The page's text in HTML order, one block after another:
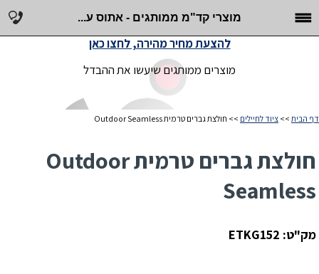
מוצרי קד"מ ממותגים - אתוס ע...
מוצרים ממותגים שיעשו את ההבדל
להצעת מחיר מהירה, לחצו כאן
דף הבית >> ציוד לחיילים >> חולצת גברים טרמית Outdoor Seamless
חולצת גברים טרמית Outdoor
Seamless
מק"ט: ETKG152